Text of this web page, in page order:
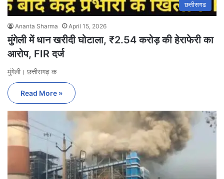
छत्तीसगढ
Ananta Sharma April 15, 2026
मुंगेली में धान खरीदी घोटाला, ₹2.54 करोड़ की हेराफेरी का
आरोप, FIR दर्ज
मुंगेली। छत्तीसगढ़ क
Read More »